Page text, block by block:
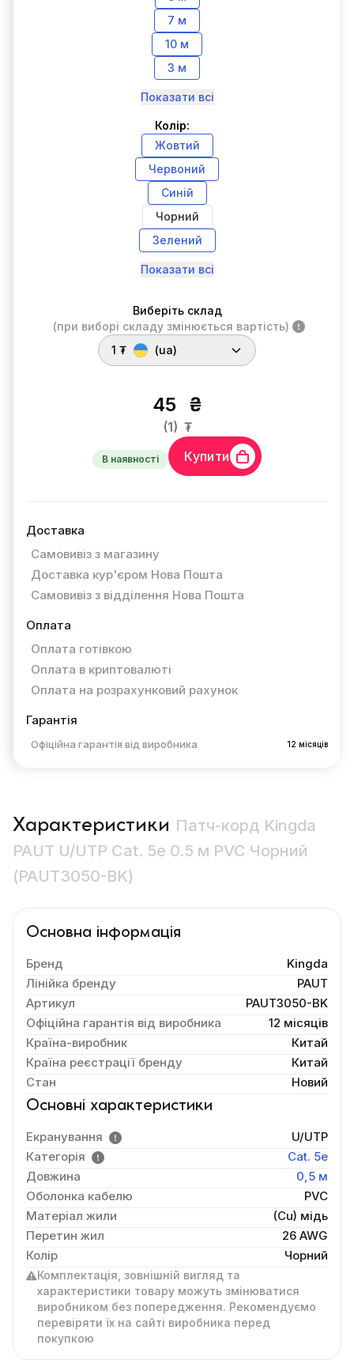
7 м
10 м
3 м
Показати всі
Колір:
Жовтий
Червоний
Синій
Чорний
Зелений
Показати всі
Виберіть склад
(при виборі складу змінюється вартість)
1 ₮
(ua)
45 ₴
(1) ₮
В наявності Купити
Доставка
Самовивіз з магазину
Доставка кур'єром Нова Пошта
Самовивіз з відділення Нова Пошта
Оплата
Оплата готівкою
Оплата в криптовалюті
Оплата на розрахунковий рахунок
Гарантія
Офіційна гарантія від виробника 12 місяців
Характеристики Патч-корд Kingda
PAUT U/UTP Cat. 5e 0.5 м PVC Чорний
(PAUT3050-BK)
Основна інформація
Бренд
Kingda
Лінійка бренду
PAUT
Артикул
PAUT3050-BK
Офіційна гарантія від виробника
12 місяців
Країна-виробник
Китай
Країна реєстрації бренду
Китай
Стан
Новий
Основні характеристики
Екранування
U/UTP
Категорія
Cat. 5e
Довжина
0,5 м
Оболонка кабелю
PVC
Матеріал жили
(Cu) мідь
Перетин жил
26 AWG
Колір
Чорний
Комплектація, зовнішній вигляд та
характеристики товару можуть змінюватися
виробником без попередження. Рекомендуємо
перевіряти їх на сайті виробника перед
покупкою